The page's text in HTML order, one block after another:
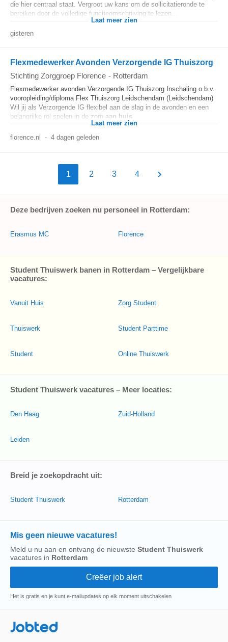
die hier centraal staat. Vergroot uw kans om de sollicitatieronde te
bereiken door de volledige functieomschrijving te lezen...
Laat meer zien
gisteren
Flexmedewerker Avonden Verzorgende IG Thuiszorg
Stichting Zorggroep Florence - Rotterdam
Flexmedewerker avonden Verzorgende IG Thuiszorg Inschaling o.b.v.
vooropleiding/diploma Flex Thuiszorg Leidschendam (Leidschendam)
Wil jij als Verzorgende IG flexibel aan de slag in de avonden en een
belangrijke rol spelen in de zorg aan huis
Laat meer zien
florence.nl - 4 dagen geleden
1 2 3 4
Deze bedrijven zoeken nu personeel in Rotterdam:
Erasmus MC Florence
Student Thuiswerk banen in Rotterdam – Vergelijkbare
vacatures:
Vanuit Huis
Thuiswerk
Student
Zorg Student
Student Parttime
Online Thuiswerk
Student Thuiswerk vacatures – Meer locaties:
Den Haag
Leiden
Zuid-Holland
Breid je zoekopdracht uit:
Student Thuiswerk Rotterdam
Mis geen nieuwe vacatures!
Meld u nu aan en ontvang de nieuwste Student Thuiswerk
vacatures in Rotterdam
Het is gratis en je kunt e-mailupdates op elk moment uitschakelen
Jobted